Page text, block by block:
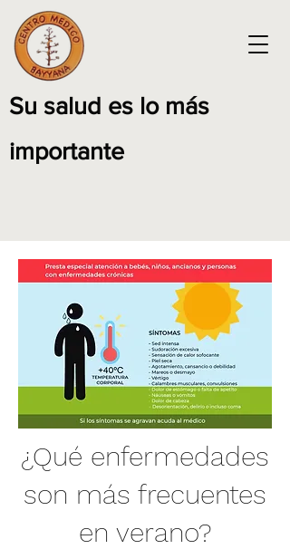
Su salud es lo más
importante
¿Qué enfermedades
son más frecuentes
en verano?